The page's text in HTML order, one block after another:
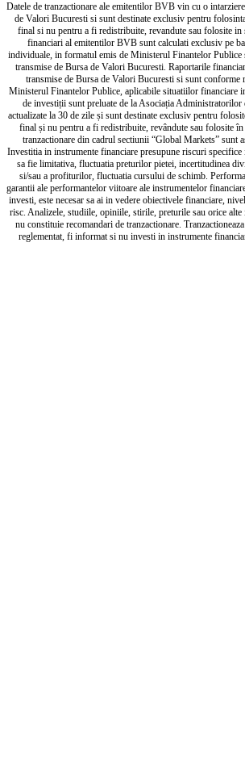
Datele de tranzactionare ale emitentilor BVB vin cu o
de Valori Bucuresti si sunt destinate exclusiv pentru
final si nu pentru a fi redistribuite, revandute sau folosite
financiari al emitentilor BVB sunt calculati exclusiv pe
individuale, in formatul emis de Ministerul Finantelor Publice
transmise de Bursa de Valori Bucuresti. Raportarile
transmise de Bursa de Valori Bucuresti si sunt conforme
Ministerul Finantelor Publice, aplicabile situatiilor financiare
de investiții sunt preluate de la Asociația
actualizate la 30 de zile și sunt destinate exclusiv pentru
final și nu pentru a fi redistribuite, revândute sau folosite în
tranzactionare din cadrul sectiunii “Global Markets” sunt
Investitia in instrumente financiare presupune riscuri specifice
sa fie limitativa, fluctuatia preturilor pietei, incertitudinea
si/sau a profiturilor, fluctuatia cursului de schimb.
garantii ale performantelor viitoare ale instrumentelor
investi, este necesar sa ai in vedere obiectivele financiare,
risc. Analizele, studiile, opiniile, stirile, preturile sau orice
nu constituie recomandari de tranzactionare.
reglementat, fi informat si nu investi in instrumente